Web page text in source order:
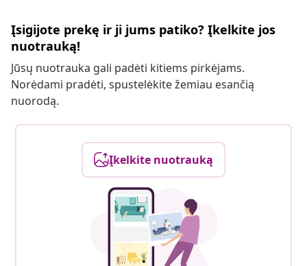
Įsigijote prekę ir ji jums patiko? Įkelkite jos
nuotrauką!
Jūsų nuotrauka gali padėti kitiems pirkėjams.
Norėdami pradėti, spustelėkite žemiau esančią
nuorodą.
Įkelkite nuotrauką